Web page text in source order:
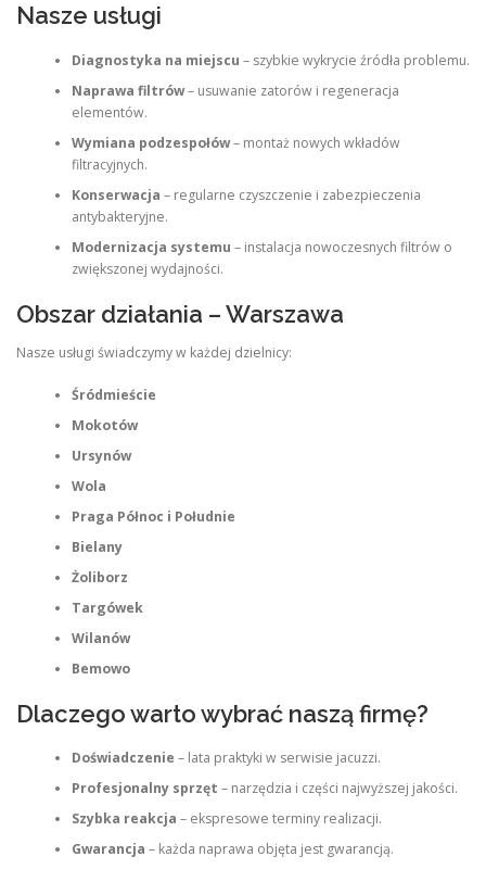
Nasze usługi
Diagnostyka na miejscu – szybkie wykrycie źródła problemu.
Naprawa filtrów– usuwanie zatorów i regeneracja
elementów.
Wymiana podzespołów– montaż nowych wkładów
filtracyjnych.
Konserwacja – regularne czyszczenie i zabezpieczenia
antybakteryjne.
Modernizacja systemu – instalacja nowoczesnych filtrów o
zwiększonej wydajności.
Obszar działania – Warszawa
Nasze usługi świadczymy w każdej dzielnicy:
Śródmieście
Mokotów
Ursynów
Wola
Praga Północ i Południe
Bielany
Żoliborz
Targówek
Wilanów
Bemowo
Dlaczego warto wybrać naszą firmę?
Doświadczenie – lata praktyki w serwisie jacuzzi.
Profesjonalny sprzęt – narzędzia i części najwyższej jakości.
Szybka reakcja – ekspresowe terminy realizacji.
Gwarancja – każda naprawa objęta jest gwarancją.